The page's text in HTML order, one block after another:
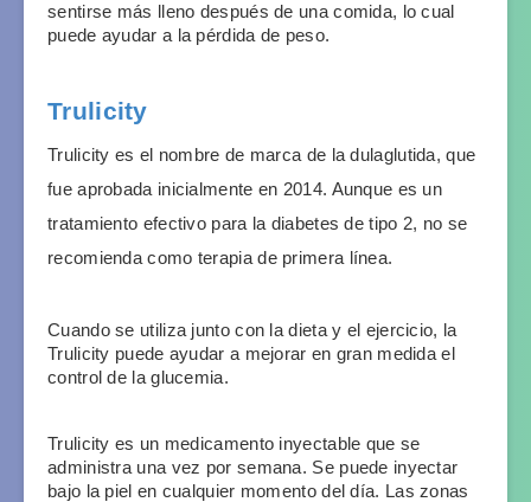
sentirse más lleno después de una comida, lo cual
puede ayudar a la pérdida de peso.
Trulicity
Trulicity es el nombre de marca de la dulaglutida, que
fue aprobada inicialmente en 2014. Aunque es un
tratamiento efectivo para la diabetes de tipo 2, no se
recomienda como terapia de primera línea.
Cuando se utiliza junto con la dieta y el ejercicio, la
Trulicity puede ayudar a mejorar en gran medida el
control de la glucemia.
Trulicity es un medicamento inyectable que se
administra una vez por semana. Se puede inyectar
bajo la piel en cualquier momento del día. Las zonas